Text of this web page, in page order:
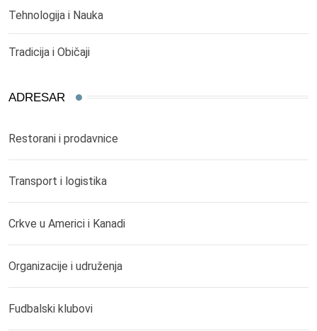
Tehnologija i Nauka
Tradicija i Običaji
ADRESAR
Restorani i prodavnice
Transport i logistika
Crkve u Americi i Kanadi
Organizacije i udruženja
Fudbalski klubovi